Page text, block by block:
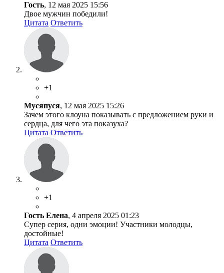
Гость, 12 мая 2025 15:56
Двое мужчин победили!
Цитата Ответить
+1
Мусяпуся, 12 мая 2025 15:26
Зачем этого клоуна показывать с предложением руки и
сердца, для чего эта показуха?
Цитата Ответить
+1
Гость Елена, 4 апреля 2025 01:23
Супер серия, одни эмоции! Участники молодцы,
достойные!
Цитата Ответить